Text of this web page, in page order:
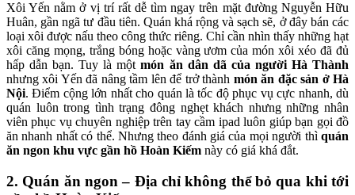
Xôi Yến nằm ở vị trí rất dễ tìm ngay trên mặt đường Nguyễn Hữu
Huân, gần ngã tư đầu tiên. Quán khá rộng và sạch sẽ, ở đây bán các
loại xôi được nấu theo công thức riêng. Chỉ cần nhìn thấy những hạt
xôi căng mọng, trắng bóng hoặc vàng ươm của món xôi xéo đã đủ
hấp dẫn bạn. Tuy là mộtmón ăn dân dã của người Hà Thành
nhưng xôi Yến đã nâng tầm lên để trở thành món ăn đặc sản ở Hà
Nội. Điểm cộng lớn nhất cho quán là tốc độ phục vụ cực nhanh, dù
quán luôn trong tình trạng đông nghẹt khách nhưng những nhân
viên phục vụ chuyên nghiệp trên tay cầm ipad luôn giúp bạn gọi đồ
ăn nhanh nhất có thể. Nhưng theo đánh giá của mọi người thì quán
ăn ngon khu vực gần hồ Hoàn Kiếm này có giá khá đắt.
2. Quán ăn ngon – Địa chỉ không thể bỏ qua khi tới